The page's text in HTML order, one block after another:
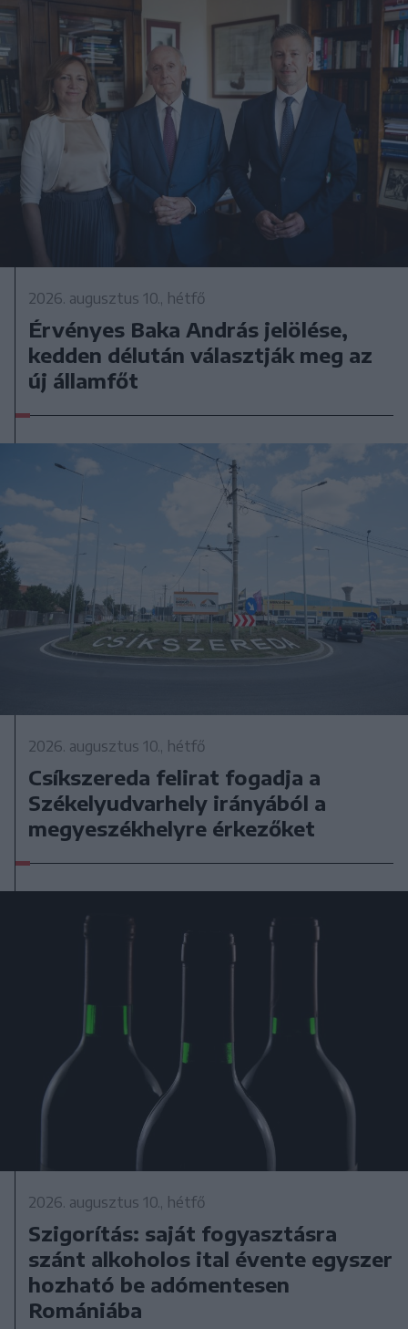
2026. augusztus 10., hétfő
Érvényes Baka András jelölése,
kedden délután választják meg az
új államfőt
2026. augusztus 10., hétfő
Csíkszereda felirat fogadja a
Székelyudvarhely irányából a
megyeszékhelyre érkezőket
2026. augusztus 10., hétfő
Szigorítás: saját fogyasztásra
szánt alkoholos ital évente egyszer
hozható be adómentesen
Romániába